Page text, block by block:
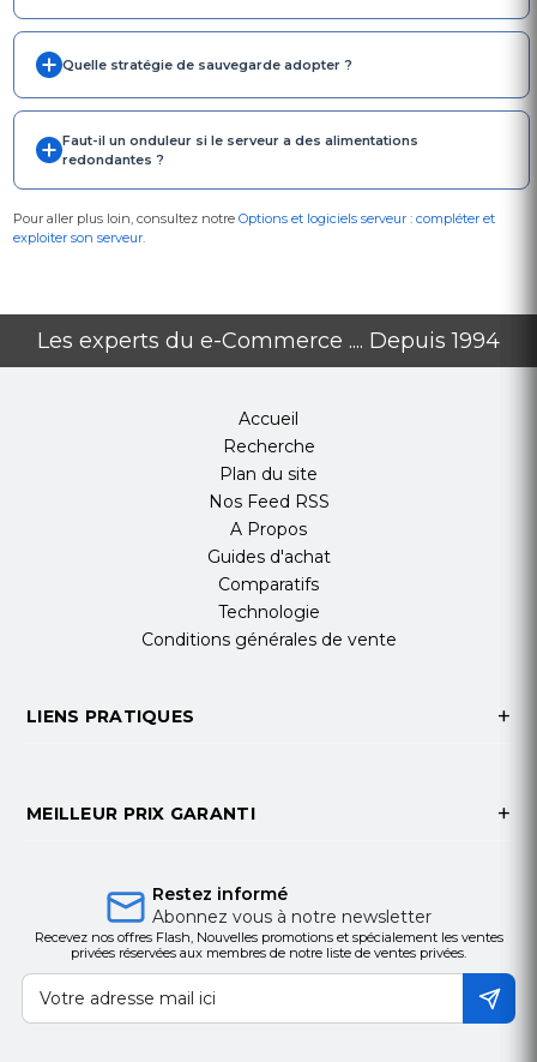
Quelle stratégie de sauvegarde adopter ?
Faut-il un onduleur si le serveur a des alimentations
redondantes ?
Pour aller plus loin, consultez notre Options et logiciels serveur : compléter et
exploiter son serveur.
Les experts du e-Commerce .... Depuis 1994
Accueil
Recherche
Plan du site
Nos Feed RSS
A Propos
Guides d'achat
Comparatifs
Technologie
Conditions générales de vente
LIENS PRATIQUES
MEILLEUR PRIX GARANTI
Restez informé
Abonnez vous à notre newsletter
Recevez nos offres Flash, Nouvelles promotions et spécialement les ventes
privées réservées aux membres de notre liste de ventes privées.